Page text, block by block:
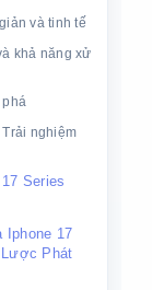
và tinh tế
khả năng xử
nghiệm
Series
Iphone 17
Lược Phát